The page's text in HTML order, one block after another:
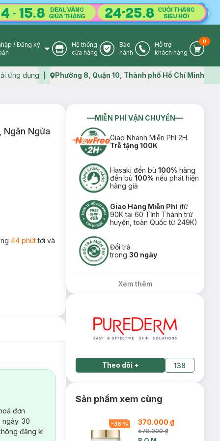
User Icon
/ Đăng ký
Store Icon
Hệ thống
cửa hàng
Warranty Icon
Bảo
hành
Phone Icon
Hỗ trợ
khách hàng
Cart
0
ứng dụng Map icon
Phường 8, Quận 10, Thành phố Hồ Chí Minh
Ngăn Ngừa
44 phúttới và
đơn
30
đăng kí
MIỄN PHÍ VẬN CHUYỂN
Giao Nhanh Miễn Phí 2H.
Trễ tặng 100K
Hasaki đền bù100% hãng
đền bù100% nếu phát hiện
hàng giả
Giao Hàng Miễn Phí (từ
90K tại 60 Tỉnh Thành trừ
huyện, toàn Quốc từ 249K)
Đổi trả
trong30 ngày
Xem thêm
Theo dõi + 138
Sản phẩm xem cùng
-36 % 370.000 ₫
578.000 ₫